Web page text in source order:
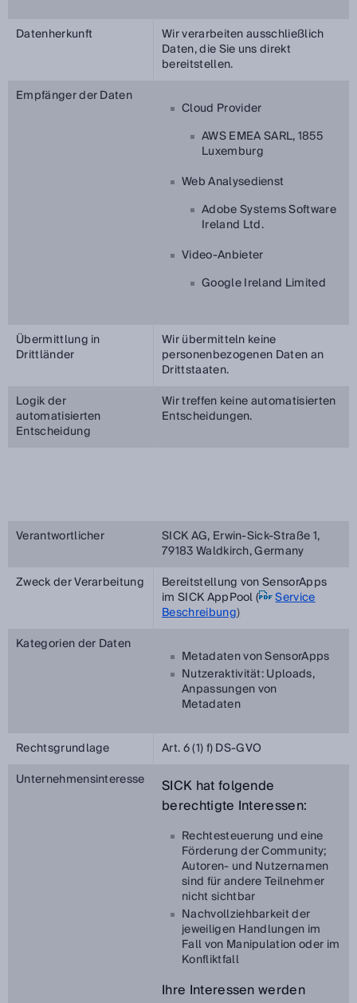
Datenherkunft Wir verarbeiten ausschließlich
Daten, die Sie uns direkt
bereitstellen.
Empfänger der Daten
Cloud Provider
AWS EMEA SARL, 1855
Luxemburg
Web Analysedienst
Adobe Systems Software
Ireland Ltd.
Video-Anbieter
Google Ireland Limited
Übermittlung in
Drittländer
Wir übermitteln keine
personenbezogenen Daten an
Drittstaaten.
Logik der
automatisierten
Entscheidung
Wir treffen keine automatisierten
Entscheidungen.
Verantwortlicher SICK AG, Erwin-Sick-Straße 1,
79183 Waldkirch, Germany
Zweck der Verarbeitung
Bereitstellung von SensorApps
im SICK AppPool ( Service
Beschreibung)
Kategorien der Daten
Metadaten von SensorApps
Nutzeraktivität: Uploads,
Anpassungen von
Metadaten
Rechtsgrundlage
Art. 6 (1) f) DS-GVO
Unternehmensinteresse
SICK hat folgende
berechtigte Interessen:
Rechtesteuerung und eine
Förderung der Community;
Autoren- und Nutzernamen
sind für andere Teilnehmer
nicht sichtbar
Nachvollziehbarkeit der
jeweiligen Handlungen im
Fall von Manipulation oder im
Konfliktfall
Ihre Interessen werden